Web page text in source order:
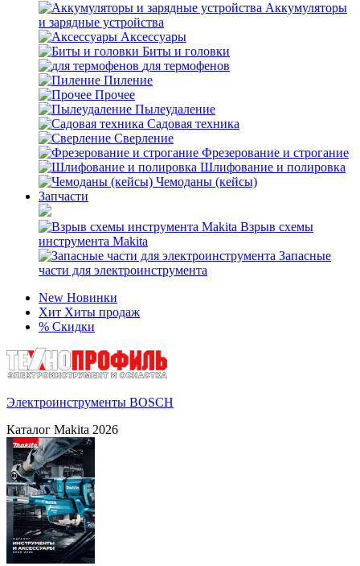
Аккумуляторы
и зарядные устройства
Аксессуары
Биты и головки
для термофенов
Пиление
Прочее
Пылеудаление
Садовая техника
Сверление
Фрезерование и строгание
Шлифование и полировка
Чемоданы (кейсы)
Запчасти
Взрыв схемы
инструмента Makita
Запасные
части для электроинструмента
New Новинки
Хит Хиты продаж
% Скидки
Электроинструменты BOSCH
Каталог Makita 2026